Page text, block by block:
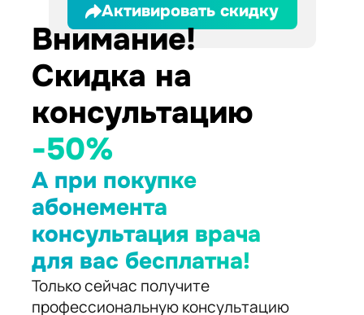
Активировать скидку
Внимание!
Скидка на
консультацию
-50%
А при покупке
абонемента
консультация врача
для вас бесплатна!
Только сейчас получите
профессиональную консультацию